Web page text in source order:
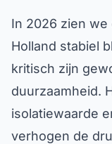
In 2026 zien
Holland stabiel
kritisch zijn
duurzaamheid.
isolatiewaarde
verhogen de